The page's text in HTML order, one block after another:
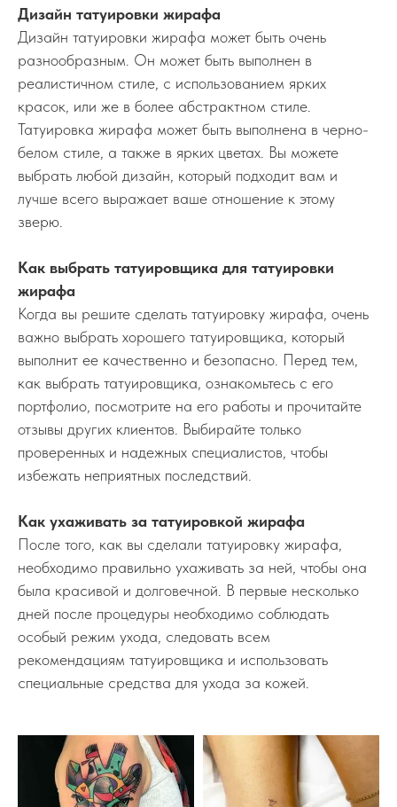
Дизайн татуировки жирафа
Дизайн татуировки жирафа может быть очень
разнообразным. Он может быть выполнен в
реалистичном стиле, с использованием ярких
красок, или же в более абстрактном стиле.
Татуировка жирафа может быть выполнена в черно-
белом стиле, а также в ярких цветах. Вы можете
выбрать любой дизайн, который подходит вам и
лучше всего выражает ваше отношение к этому
зверю.
Как выбрать татуировщика для татуировки
жирафа
Когда вы решите сделать татуировку жирафа, очень
важно выбрать хорошего татуировщика, который
выполнит ее качественно и безопасно. Перед тем,
как выбрать татуировщика, ознакомьтесь с его
портфолио, посмотрите на его работы и прочитайте
отзывы других клиентов. Выбирайте только
проверенных и надежных специалистов, чтобы
избежать неприятных последствий.
Как ухаживать за татуировкой жирафа
После того, как вы сделали татуировку жирафа,
необходимо правильно ухаживать за ней, чтобы она
была красивой и долговечной. В первые несколько
дней после процедуры необходимо соблюдать
особый режим ухода, следовать всем
рекомендациям татуировщика и использовать
специальные средства для ухода за кожей.